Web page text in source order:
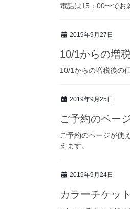
電話は15：00〜で
2019年9月27日
10/1からの増
10/1からの増税後の
2019年9月25日
ご予約のペー
ご予約のページが使
えます。
2019年9月24日
カラーチケッ